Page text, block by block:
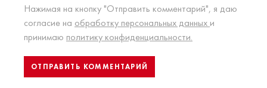
Нажимая на кнопку "Отправить комментарий", я даю
согласие на обработку персональных данных и
принимаю политику конфиденциальности.